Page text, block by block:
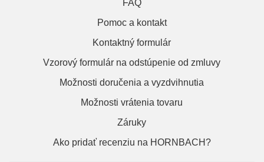
FAQ
Pomoc a kontakt
Kontaktný formulár
Vzorový formulár na odstúpenie od zmluvy
Možnosti doručenia a vyzdvihnutia
Možnosti vrátenia tovaru
Záruky
Ako pridať recenziu na HORNBACH?